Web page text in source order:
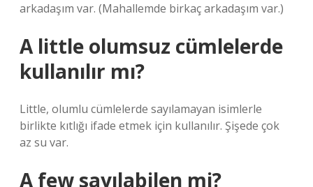
arkadaşım var. (Mahallemde birkaç arkadaşım var.)
A little olumsuz cümlelerde
kullanılır mı?
Little, olumlu cümlelerde sayılamayan isimlerle
birlikte kıtlığı ifade etmek için kullanılır. Şişede çok
az su var.
A few sayılabilen mi?